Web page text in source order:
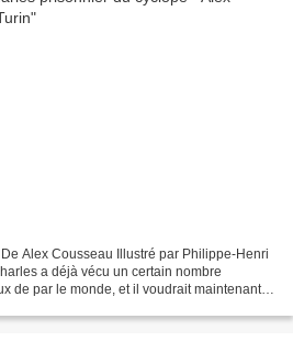
Alex Cousseau Illustré par Philippe-Henri
a déjà vécu un certain nombre
de par le monde, et il voudrait maintenant